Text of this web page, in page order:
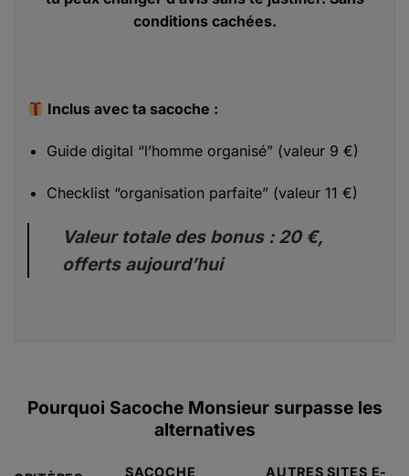
conditions cachées.
Inclus avec ta sacoche :
Guide digital “l’homme organisé” (valeur 9 €)
Checklist “organisation parfaite” (valeur 11 €)
Valeur totale des bonus : 20 €,
offerts aujourd’hui
Pourquoi Sacoche Monsieur surpasse les
alternatives
SACOCHE
AUTRES SITES E-